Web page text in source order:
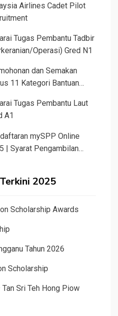
Airlines Cadet Pilot
Tugas Pembantu Tadbir
Operasi) Gred N1
dan Semakan
11 Kategori Bantuan
Tugas Pembantu Laut
A1
mySPP Online
| Syarat Pengambilan
2025
Scholarship Awards
Tahun 2026
Scholarship
Sri Teh Hong Piow